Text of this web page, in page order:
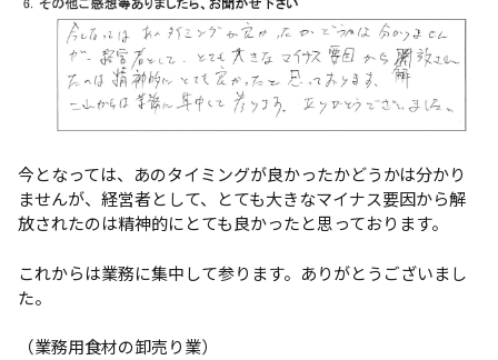
今となっては、あのタイミングが良かったかどうかは分かり
ませんが、経営者として、とても大きなマイナス要因から解
放されたのは精神的にとても良かったと思っております。
これからは業務に集中して参ります。ありがとうございまし
た。
（業務用食材の卸売り業）